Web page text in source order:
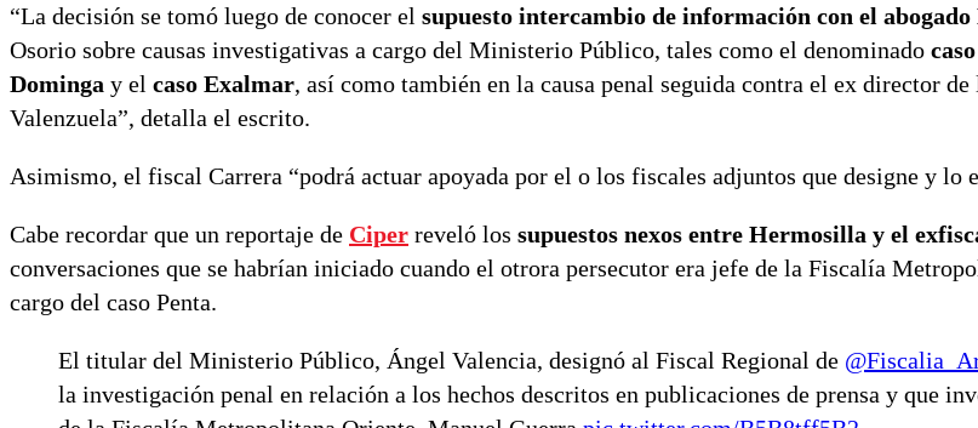
“La decisión se tomó luego de conocer el supuesto intercambio de información con el
Osorio sobre causas investigativas a cargo del Ministerio Público, tales como el denominado
Dominga y el caso Exalmar, así como también en la causa penal seguida contra el ex director
Valenzuela”, detalla el escrito.
Asimismo, el fiscal Carrera “podrá actuar apoyada por el o los fiscales adjuntos que designe y lo
Cabe recordar que un reportaje de Ciper reveló los supuestos nexos entre Hermosilla y el
conversaciones que se habrían iniciado cuando el otrora persecutor era jefe de la Fiscalía
cargo del caso Penta.
El titular del Ministerio Público, Ángel Valencia, designó al Fiscal Regional de
la investigación penal en relación a los hechos descritos en publicaciones de prensa y que